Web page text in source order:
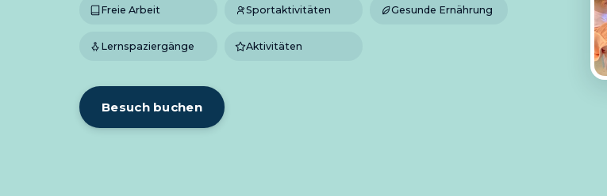
Freie Arbeit Sportaktivitäten Gesunde Ernährung
Lernspaziergänge Aktivitäten
Besuch buchen